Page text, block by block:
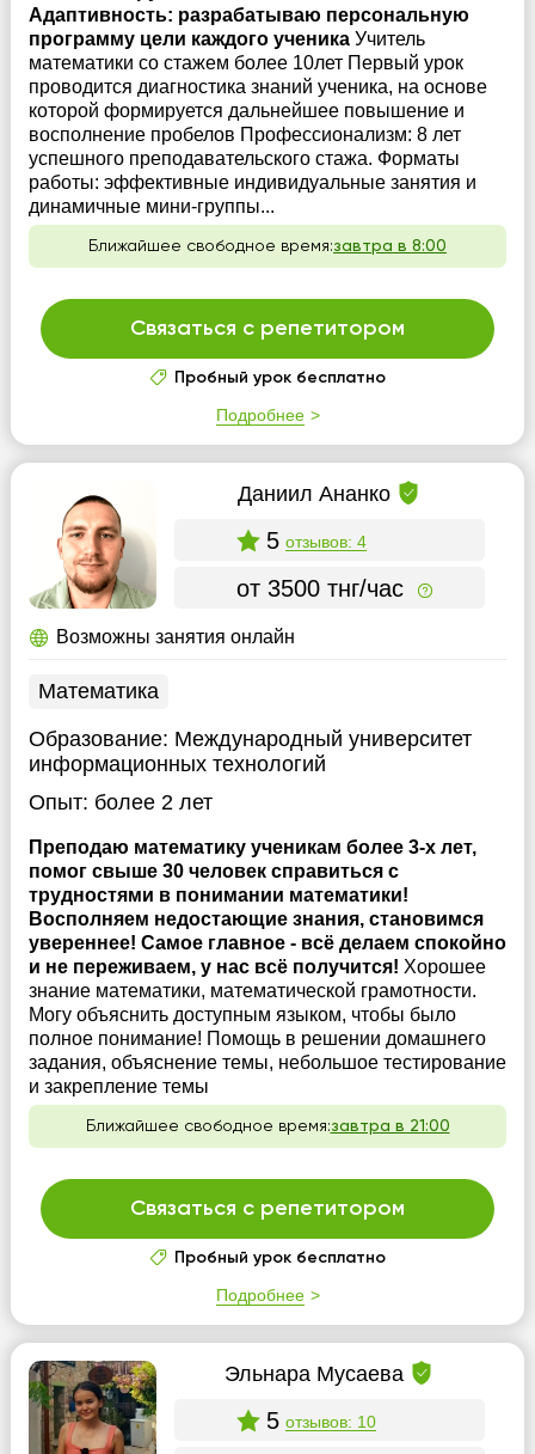
Адаптивность: разрабатываю персональную
программу цели каждого ученика Учитель
математики со стажем более 10лет Первый урок
проводится диагностика знаний ученика, на основе
которой формируется дальнейшее повышение и
восполнение пробелов Профессионализм: 8 лет
успешного преподавательского стажа. Форматы
работы: эффективные индивидуальные занятия и
динамичные мини-группы...
Ближайшее свободное время:завтра в 8:00
Связаться с репетитором
Пробный урок бесплатно
Подробнее
Даниил Ананко
5 отзывов: 4
от 3500 тнг/час
Возможны занятия онлайн
Математика
Образование: Международный университет
информационных технологий
Опыт: более 2 лет
Преподаю математику ученикам более 3-х лет,
помог свыше 30 человек справиться с
трудностями в понимании математики!
Восполняем недостающие знания, становимся
увереннее! Самое главное - всё делаем спокойно
и не переживаем, у нас всё получится! Хорошее
знание математики, математической грамотности.
Могу объяснить доступным языком, чтобы было
полное понимание! Помощь в решении домашнего
задания, объяснение темы, небольшое тестирование
и закрепление темы
Ближайшее свободное время:завтра в 21:00
Связаться с репетитором
Пробный урок бесплатно
Подробнее
Эльнара Мусаева
5 отзывов: 10